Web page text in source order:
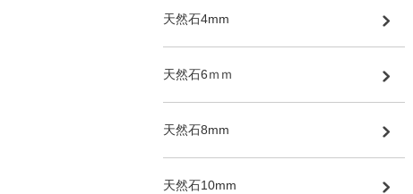
天然石4mm
天然石6ｍｍ
天然石8mm
天然石10mm